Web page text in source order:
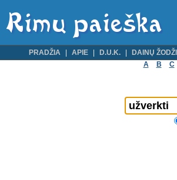
PRADŽIA APIE D.U.K. DAINŲ
A
B C